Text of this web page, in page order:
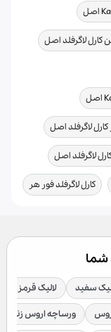
,
کارل لاگرفلد اصل ,
,
لاگرفلد اصل ,
لاگرفلد اصل ,
, کارل لاگرفلد فور هر
سفید لالیک قرمز
ورساچه اروس زنانه